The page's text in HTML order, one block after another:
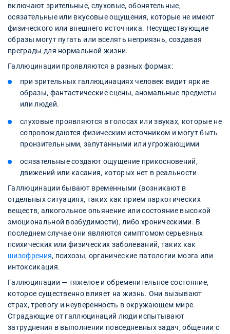
включают зрительные, слуховые, обонятельные,
осязательные или вкусовые ощущения, которые не имеют
физического или внешнего источника. Несуществующие
образы могут пугать или вселять неприязнь, создавая
преграды для нормальной жизни.
Галлюцинации проявляются в разных формах:
при зрительных галлюцинациях человек видит яркие
образы, фантастические сцены, аномальные предметы
или людей.
слуховые проявляются в голосах или звуках, которые не
сопровождаются физическим источником и могут быть
пронзительными, запутанными или угрожающими
осязательные создают ощущение прикосновений,
движений или касания, которых нет в реальности.
Галлюцинации бывают временными (возникают в
отдельных ситуациях, таких как прием наркотических
веществ, алкогольное опьянение или состояние высокой
эмоциональной возбудимости), либо хроническими. В
последнем случае они являются симптомом серьезных
психических или физических заболеваний, таких как
шизофрения, психозы, органические патологии мозга или
интоксикация.
Галлюцинации — тяжелое и обременительное состояние,
которое существенно влияет на жизнь. Они вызывают
страх, тревогу и неуверенность в окружающем мире.
Страдающие от галлюцинаций люди испытывают
затруднения в выполнении повседневных задач, общении с